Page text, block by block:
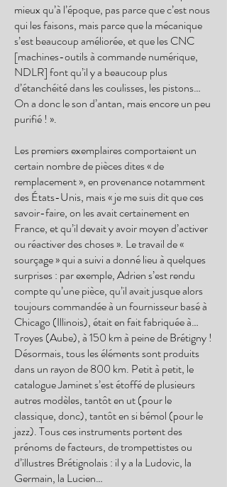
mieux qu’à l’époque, pas parce que c’est nous
qui les faisons, mais parce que la mécanique
s’est beaucoup améliorée, et que les CNC
[machines-outils à commande numérique,
NDLR] font qu’il y a beaucoup plus
d’étanchéité dans les coulisses, les pistons…
On a donc le son d’antan, mais encore un peu
purifié ! ».
Les premiers exemplaires comportaient un
certain nombre de pièces dites « de
remplacement », en provenance notamment
des États-Unis, mais « je me suis dit que ces
savoir-faire, on les avait certainement en
France, et qu’il devait y avoir moyen d’activer
ou réactiver des choses ». Le travail de «
sourçage » qui a suivi a donné lieu à quelques
surprises : par exemple, Adrien s’est rendu
compte qu’une pièce, qu’il avait jusque alors
toujours commandée à un fournisseur basé à
Chicago (Illinois), était en fait fabriquée à…
Troyes (Aube), à 150 km à peine de Brétigny !
Désormais, tous les éléments sont produits
dans un rayon de 800 km. Petit à petit, le
catalogue Jaminet s’est étoffé de plusieurs
autres modèles, tantôt en ut (pour le
classique, donc), tantôt en si bémol (pour le
jazz). Tous ces instruments portent des
prénoms de facteurs, de trompettistes ou
d’illustres Brétignolais : il y a la Ludovic, la
Germain, la Lucien…